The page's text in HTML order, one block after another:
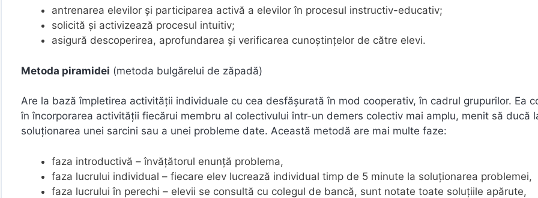
antrenarea elevilor și participarea activă a elevilor în procesul instructiv-educativ;
solicită și activizează procesul intuitiv;
asigură descoperirea, aprofundarea și verificarea cunoștințelor de către elevi.
Metoda piramidei (metoda bulgărelui de zăpadă)
Are la bază împletirea activităţii individuale cu cea desfăşurată în mod cooperativ, în cadrul grupurilor. Ea
în încorporarea activităţii fiecărui membru al colectivului într-un demers colectiv mai amplu, menit să ducă
soluţionarea unei sarcini sau a unei probleme date. Această metodă are mai multe faze:
faza introductivă – învăţătorul enunţă problema,
faza lucrului individual – fiecare elev lucrează individual timp de 5 minute la soluţionarea problemei,
faza lucrului în perechi – elevii se consultă cu colegul de bancă, sunt notate toate soluţiile apărute,